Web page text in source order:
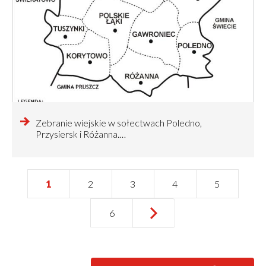
czytaj
więcej
Zebranie wiejskie w sołectwach Poledno,
Przysiersk i Różanna.…
Stronicowanie
Bieżąca
1 Strona
2 Strona
3 Strona
4 Strona
5
Strona
6